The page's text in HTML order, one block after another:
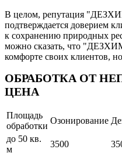
В целом, репутация
подтверждается доверием
к сохранению природных
можно сказать, что
комфорте своих клиентов,
ОБРАБОТКА ОТ
ЦЕНА
Площадь
обработки
Озонирование
до 50 кв.
м
3500